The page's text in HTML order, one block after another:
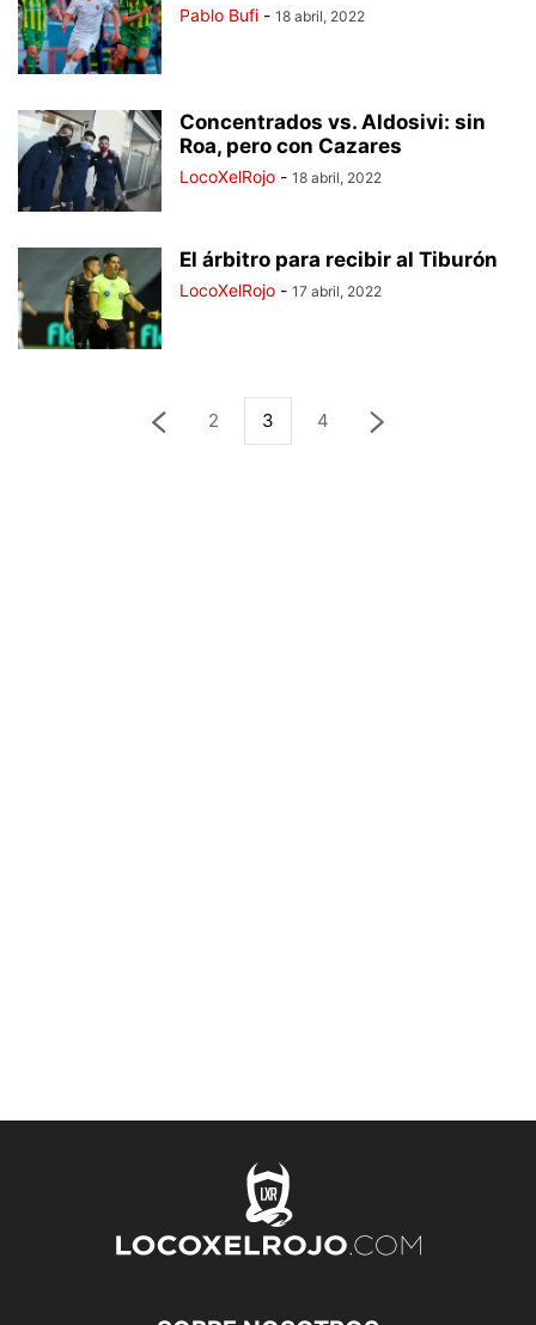
Pablo Bufi - 18 abril, 2022
Concentrados vs. Aldosivi: sin
Roa, pero con Cazares
LocoXelRojo - 18 abril, 2022
El árbitro para recibir al Tiburón
LocoXelRojo - 17 abril, 2022
2 3 4